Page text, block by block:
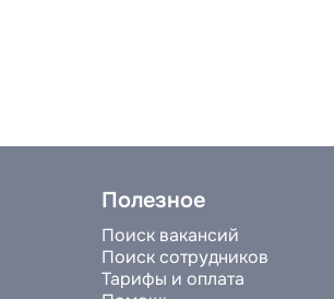
Полезное
Поиск вакансий
Поиск сотрудников
Тарифы и оплата